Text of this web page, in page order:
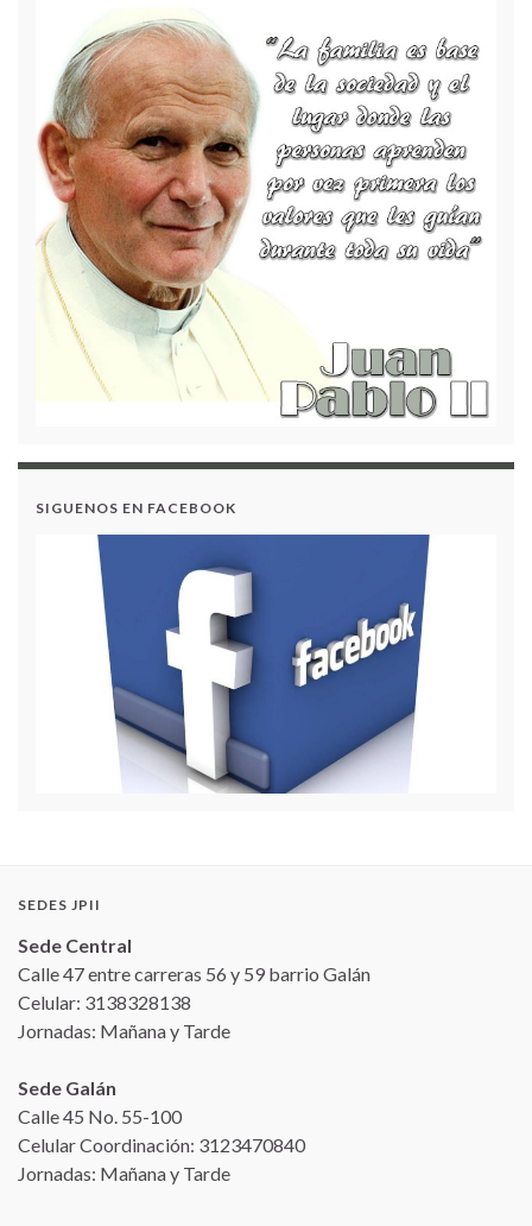
Acuerdo N.º 2 - Modificación del Plan Anual de
Adquisiciones 2024
Convocatoria Pública para la Licitación de Tiendas
Escolares – Vigencia 2026
Contrato 002 – Traslado Presupuestal para la
Vigencia 2025
Contrato 001 – Adición Presupuestal para la
Vigencia 2025
Audiencia Pública de Rendición de Cuentas –
Gestión 2024
SIGUENOS EN FACEBOOK
SEDES JPII
Sede Central
Calle 47 entre carreras 56 y 59 barrio Galán
Celular: 3138328138
Jornadas: Mañana y Tarde
Sede Galán
Calle 45 No. 55-100
Celular Coordinación: 3123470840
Jornadas: Mañana y Tarde